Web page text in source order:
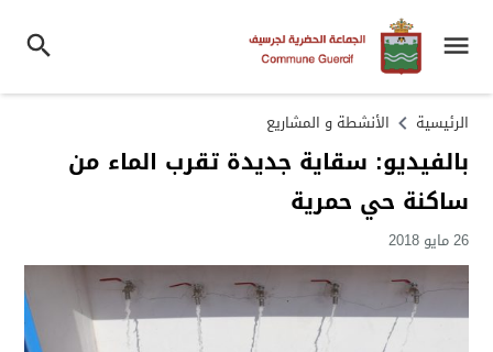
الرئيسية الأنشطة و المشاريع
بالفيديو: سقاية جديدة تقرب الماء من
ساكنة حي حمرية
26 مايو 2018